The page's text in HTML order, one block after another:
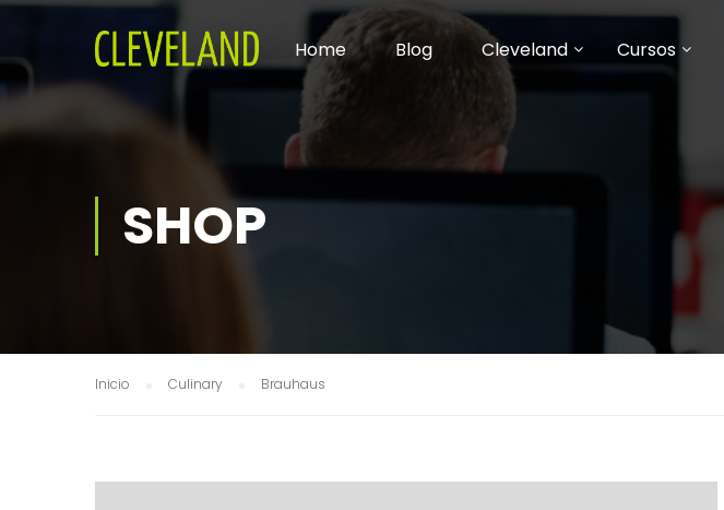
Home Blog Cleveland Cursos
SHOP
Inicio Culinary Brauhaus